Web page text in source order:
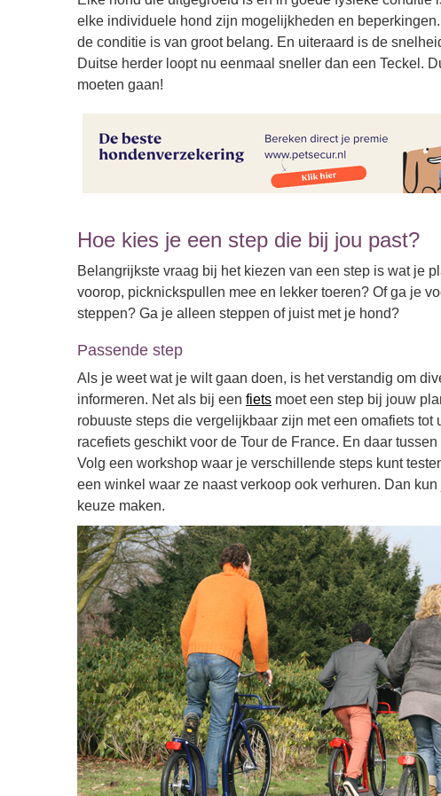
elke individuele hond zijn mogelijkheden en
de conditie is van groot belang. En uiteraard is de
Duitse herder loopt nu eenmaal sneller dan een Teckel.
moeten gaan!
Hoe kies je een step die bij jou past?
Belangrijkste vraag bij het kiezen van een step is wat je
voorop, picknickspullen mee en lekker toeren? Of ga je
steppen? Ga je alleen steppen of juist met je hond?
Passende step
Als je weet wat je wilt gaan doen, is het verstandig om
informeren. Net als bij een fiets moet een step bij jouw
robuuste steps die vergelijkbaar zijn met een omafiets
racefiets geschikt voor de Tour de France. En daar
Volg een workshop waar je verschillende steps kunt
een winkel waar ze naast verkoop ook verhuren. Dan
keuze maken.